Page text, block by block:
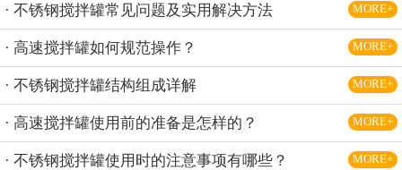
· 不锈钢搅拌罐常见问题及实用解决方法 MORE+
· 高速搅拌罐如何规范操作？ MORE+
· 不锈钢搅拌罐结构组成详解 MORE+
· 高速搅拌罐使用前的准备是怎样的？ MORE+
· 不锈钢搅拌罐使用时的注意事项有哪些？ MORE+